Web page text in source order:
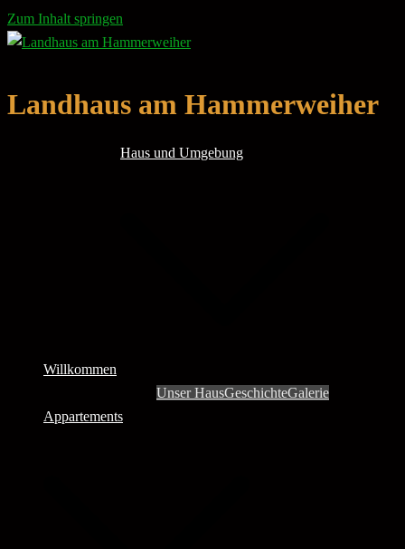
Zum Inhalt springen
Landhaus am Hammerweiher
Willkommen
Haus und Umgebung
Unser HausGeschichteGalerie
Appartements